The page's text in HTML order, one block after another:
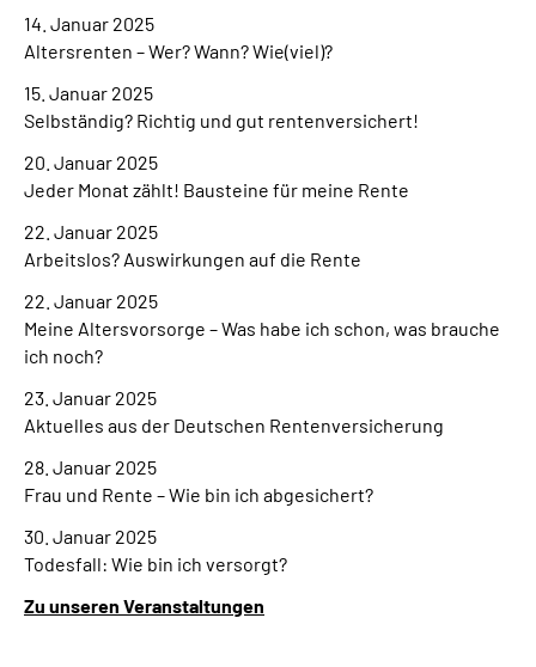
14. Januar 2025
Altersrenten – Wer? Wann? Wie(viel)?
15. Januar 2025
Selbständig? Richtig und gut rentenversichert!
20. Januar 2025
Jeder Monat zählt! Bausteine für meine Rente
22. Januar 2025
Arbeitslos? Auswirkungen auf die Rente
22. Januar 2025
Meine Altersvorsorge – Was habe ich schon, was brauche
ich noch?
23. Januar 2025
Aktuelles aus der Deutschen Rentenversicherung
28. Januar 2025
Frau und Rente – Wie bin ich abgesichert?
30. Januar 2025
Todesfall: Wie bin ich versorgt?
Zu unseren Veranstaltungen